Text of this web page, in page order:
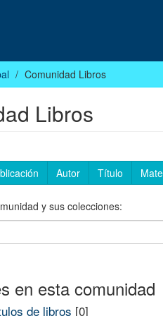
Comunidad Libros
Libros
Autor Título
y sus colecciones:
en esta comunidad
de libros [0]